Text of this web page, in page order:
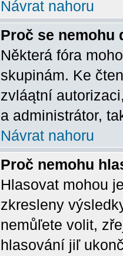
Návrat nahoru
Proč se nemohu
Některá fóra
skupinám. Ke
zvláątní
a administrátor,
Návrat nahoru
Proč nemohu
Hlasovat mohou
zkresleny
nemůľete volit,
hlasování jiľ